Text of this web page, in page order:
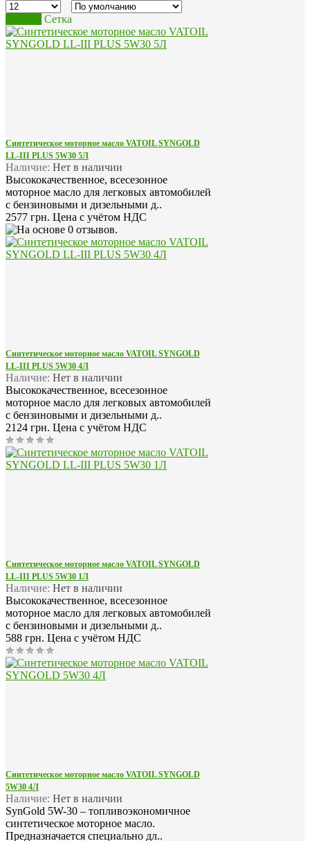
Сетка
Синтетическое моторное масло VATOIL SYNGOLD
LL-III PLUS 5W30 5Л
Наличие: Нет в наличии
Высококачественное, всесезонное
моторное масло для легковых автомобилей
с бензиновыми и дизельными д..
2577 грн. Цена с учётом НДС
Синтетическое моторное масло VATOIL SYNGOLD
LL-III PLUS 5W30 4Л
Наличие: Нет в наличии
Высококачественное, всесезонное
моторное масло для легковых автомобилей
с бензиновыми и дизельными д..
2124 грн. Цена с учётом НДС
Синтетическое моторное масло VATOIL SYNGOLD
LL-III PLUS 5W30 1Л
Наличие: Нет в наличии
Высококачественное, всесезонное
моторное масло для легковых автомобилей
с бензиновыми и дизельными д..
588 грн. Цена с учётом НДС
Синтетическое моторное масло VATOIL SYNGOLD
5W30 4Л
Наличие: Нет в наличии
SynGold 5W-30 – топливоэкономичное
синтетическое моторное масло.
Предназначается специально дл..